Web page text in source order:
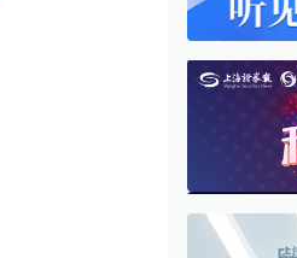
“科创中国——新质生产力调
研行”第三季第二站走进萤石